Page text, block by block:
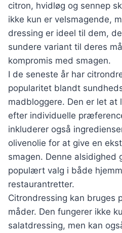
citron, hvidløg og sennep
ikke kun er velsmagende,
dressing er ideel til dem,
sundere variant til deres
kompromis med smagen.
I de seneste år har
popularitet blandt
madbloggere. Den er let at
efter individuelle
inkluderer også
olivenolie for at give en
smagen. Denne alsidighed
populært valg i både
restaurantretter.
Citrondressing kan bruges
måder. Den fungerer ikke
salatdressing, men kan